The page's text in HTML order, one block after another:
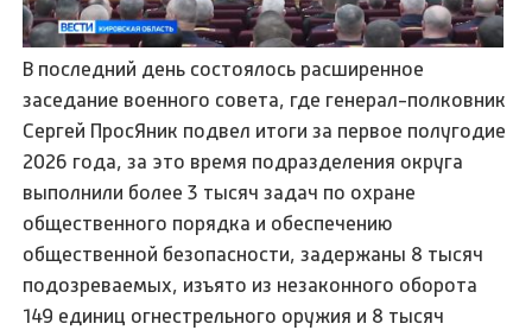
В последний день состоялось расширенное
заседание военного совета, где генерал-полковник
Сергей ПросЯник подвел итоги за первое полугодие
2026 года, за это время подразделения округа
выполнили более 3 тысяч задач по охране
общественного порядка и обеспечению
общественной безопасности, задержаны 8 тысяч
подозреваемых, изъято из незаконного оборота
149 единиц огнестрельного оружия и 8 тысяч